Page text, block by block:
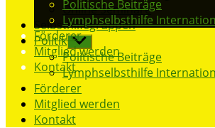
Politische Beiträge
Lymphselbsthilfe
Förderer
Mitglied werden
Kontakt
Online Seminare
Selbsthilfegruppen
Politik
Politische Beiträge
Lymphselbsthilfe
Förderer
Mitglied werden
Kontakt